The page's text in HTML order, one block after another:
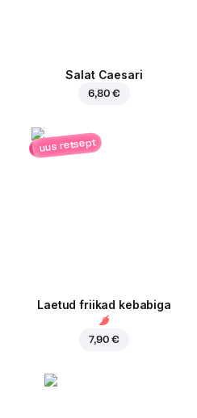
Salat Caesari
6,80 €
uus retsept
Laetud friikad kebabiga
7,90 €